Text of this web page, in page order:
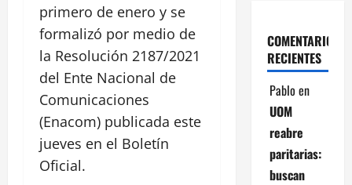
primero de enero y se
formalizó por medio de
la Resolución 2187/2021
del Ente Nacional de
Comunicaciones
(Enacom) publicada este
jueves en el Boletín
Oficial.
COMENTARIOS
RECIENTES
Pablo en
UOM
reabre
paritarias:
buscan